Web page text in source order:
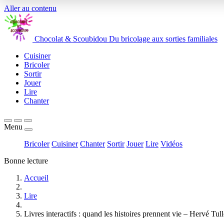
Aller au contenu
Chocolat & Scoubidou Du bricolage aux sorties familiales
Cuisiner
Bricoler
Sortir
Jouer
Lire
Chanter
Menu
Bricoler Cuisiner Chanter Sortir Jouer Lire Vidéos
Bonne lecture
Accueil
Lire
Livres interactifs : quand les histoires prennent vie – Hervé